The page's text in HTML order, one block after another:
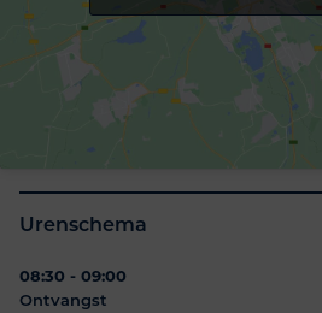
Urenschema
08:30 - 09:00
Ontvangst